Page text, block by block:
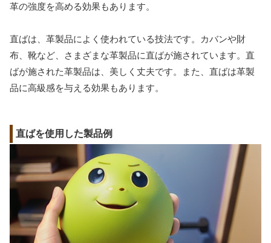
革の強度を高める効果もあります。
直ばは、革製品によく使われている技法です。カバンや財
布、靴など、さまざまな革製品に直ばが施されています。直
ばが施された革製品は、美しく丈夫です。また、直ばは革製
品に高級感を与える効果もあります。
直ばを使用した製品例